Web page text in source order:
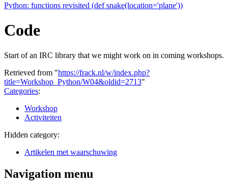
Python: functions revisited (def snake(location='plane'))
Code
Start of an IRC library that we might work on in coming workshops.
Retrieved from "https://frack.nl/w/index.php?
title=Workshop_Python/W04&oldid=2713"
Categories:
Workshop
Activiteiten
Hidden category:
Artikelen met waarschuwing
Navigation menu